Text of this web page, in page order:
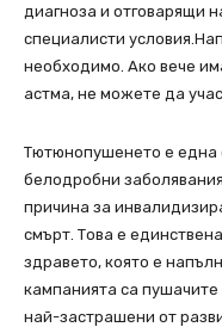
диагноза и отговарящи
специалисти
необходимо. Ако вече
астма, не можете да
Тютюнопушенето е една
белодробни
причина за
смърт. Това е
здравето, която е
кампанията са
най-застрашени от